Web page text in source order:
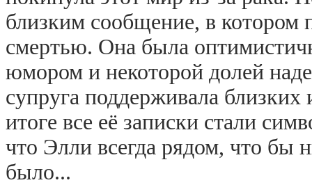
близким сообщение, в котором
смертью. Она была
юмором и некоторой долей
супруга поддерживала
итоге все её записки стали
что Элли всегда рядом, что бы
было...